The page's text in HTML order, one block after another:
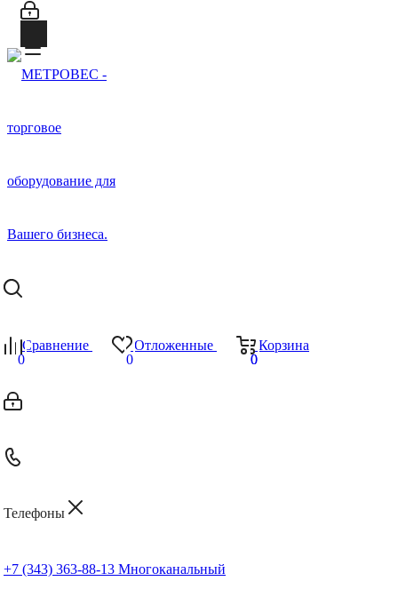
Сравнение
0
Отложенные
0
Корзина
0
0
Телефоны
+7 (343) 363-88-13 Многоканальный